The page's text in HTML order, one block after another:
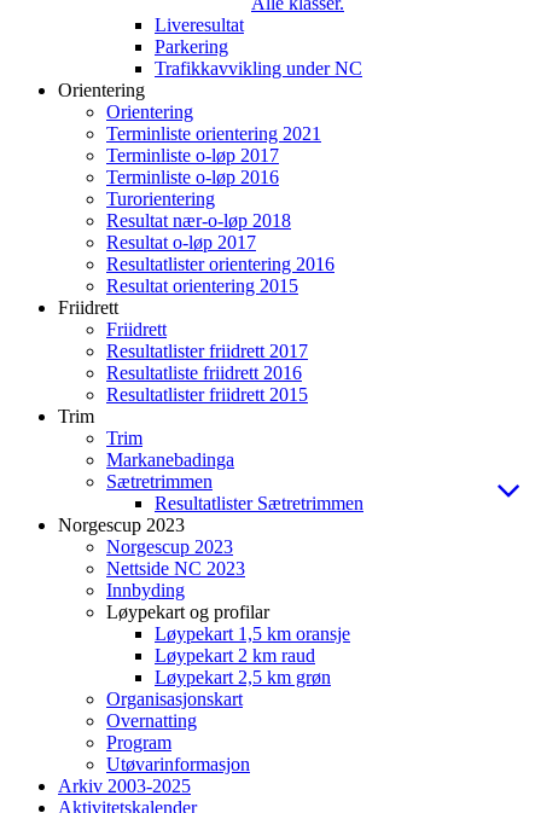
Liveresultat
Parkering
Trafikkavvikling under NC
Orientering
Orientering
Terminliste orientering 2021
Terminliste o-løp 2017
Terminliste o-løp 2016
Turorientering
Resultat nær-o-løp 2018
Resultat o-løp 2017
Resultatlister orientering 2016
Resultat orientering 2015
Friidrett
Friidrett
Resultatlister friidrett 2017
Resultatliste friidrett 2016
Resultatlister friidrett 2015
Trim
Trim
Markanebadinga
Sætretrimmen
Resultatlister Sætretrimmen
Norgescup 2023
Norgescup 2023
Nettside NC 2023
Innbyding
Løypekart og profilar
Løypekart 1,5 km oransje
Løypekart 2 km raud
Løypekart 2,5 km grøn
Organisasjonskart
Overnatting
Program
Utøvarinformasjon
Arkiv 2003-2025
Aktivitetskalender